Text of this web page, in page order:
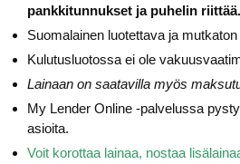
pankkitunnukset ja puhelin riittää.
Suomalainen luotettava ja
Kulutusluotossa ei ole
Lainaan on saatavilla myös
My Lender Online -palvelussa
asioita.
Voit korottaa lainaa, nostaa